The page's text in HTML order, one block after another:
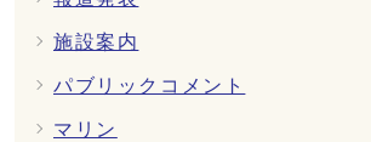
施設案内
パブリックコメント
マリン